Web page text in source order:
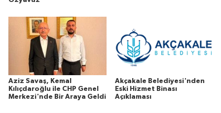
Aziz Savaş, Kemal
Kılıçdaroğlu ile CHP Genel
Merkezi'nde Bir Araya Geldi
Akçakale Belediyesi'nden
Eski Hizmet Binası
Açıklaması